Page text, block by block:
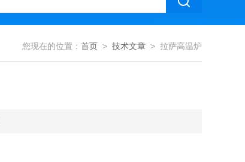
您现在的位置： 首页 > 技术文章 > 拉萨高温炉